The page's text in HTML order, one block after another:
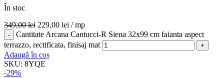
În stoc
349,00lei 229,00 lei / mp
Cantitate Arcana Cantucci-R Siena 32x99 cm faianta aspect
terrazzo, rectificata, finisaj mat
Adaugă în coș
SKU: 8YQE
-29%